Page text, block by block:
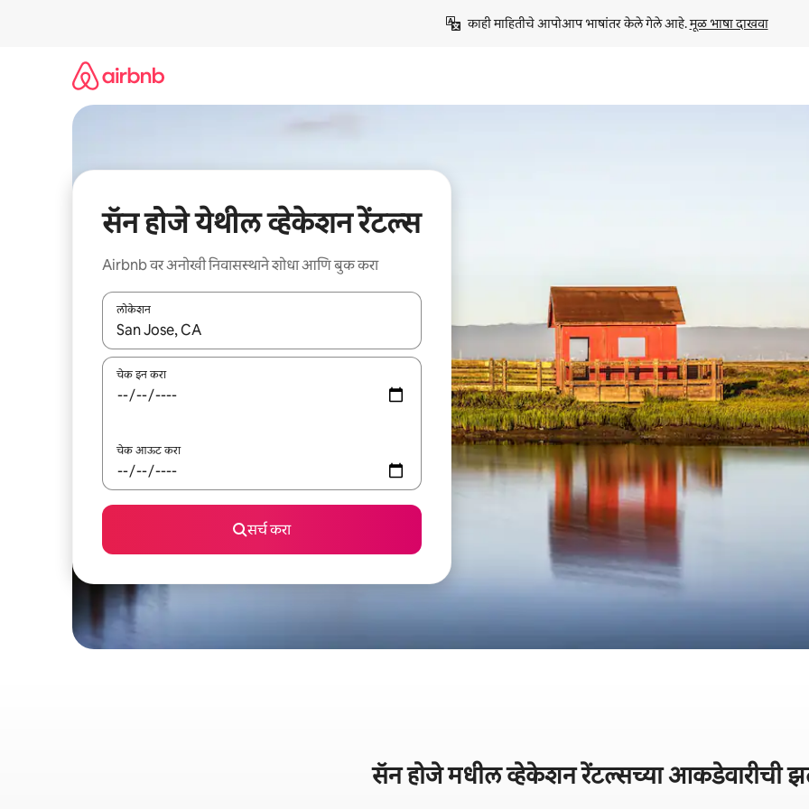
काही माहितीचे आपोआप भाषांतर केले गेले आहे. मूळ भाषा दाखवा
सॅन होजे येथील व्हेकेशन रेंटल्स
Airbnb वर अनोखी निवासस्थाने शोधा आणि बुक करा
लोकेशन
जेव्हा परिणाम उपलब्ध असतील, तेव्हा वरच्या आणि खाली बाणांच्या किजसह नेव्हिगेट करा किंवा स्पर्शाने स्वाइप जेश्चर्स वापरून एक्सप्लोर करा.
चेक इन करा
चेक आऊट करा
सर्च करा
सॅन होजे मधील व्हेकेशन रेंटल्सच्या आकडेवारीची